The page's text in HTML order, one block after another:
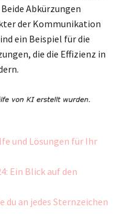
Abkürzungen
der Kommunikation
ein Beispiel für die
die die Effizienz in
und Lösungen für Ihr
Ein Blick auf den
du an jedes Sternzeichen